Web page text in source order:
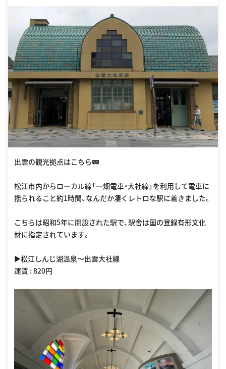
出雲の観光拠点はこちら🚃
松江市内からローカル線「一畑電車・大社線」を利用して電車に
揺られること約1時間、なんだか凄くレトロな駅に着きました。
こちらは昭和5年に開設された駅で、駅舎は国の登録有形文化
財に指定されています。
▶︎松江しんじ湖温泉〜出雲大社線
運賃 : 820円